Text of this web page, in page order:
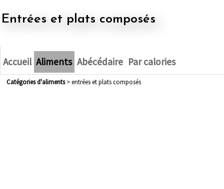
entrées et plats composés
Accueil Aliments Abécédaire Par calories
Catégories d'aliments> entrées et plats composés